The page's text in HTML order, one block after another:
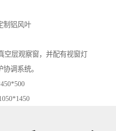
制铝风叶
空层观察窗，并配有视窗灯
调系统。